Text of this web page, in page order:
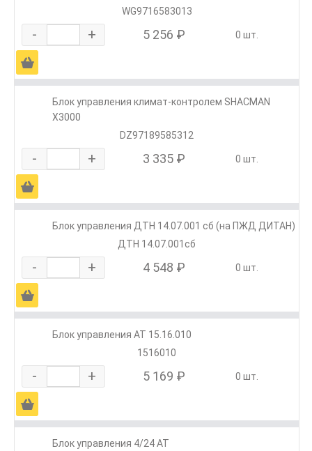
WG9716583013
- + 5 256 ₽ 0 шт.
Ä
Блок управления климат-контролем SHACMAN
X3000
DZ97189585312
- + 3 335 ₽ 0 шт.
Ä
Блок управления ДТН 14.07.001 сб (на ПЖД ДИТАН)
ДТН 14.07.001сб
- + 4 548 ₽ 0 шт.
Ä
Блок управления АТ 15.16.010
1516010
- + 5 169 ₽ 0 шт.
Ä
Блок управления 4/24 АТ